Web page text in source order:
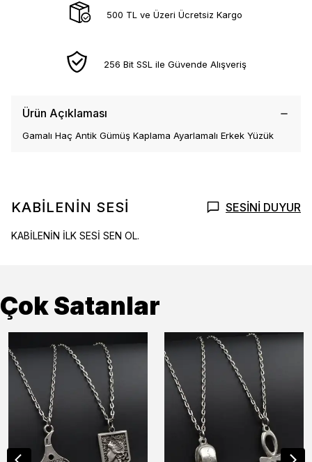
500 TL ve Üzeri Ücretsiz Kargo
256 Bit SSL ile Güvende Alışveriş
Ürün Açıklaması
Gamalı Haç Antik Gümüş Kaplama Ayarlamalı Erkek Yüzük
KABİLENİN SESİ SESİNİ DUYUR
KABİLENİN İLK SESİ SEN OL.
Çok Satanlar